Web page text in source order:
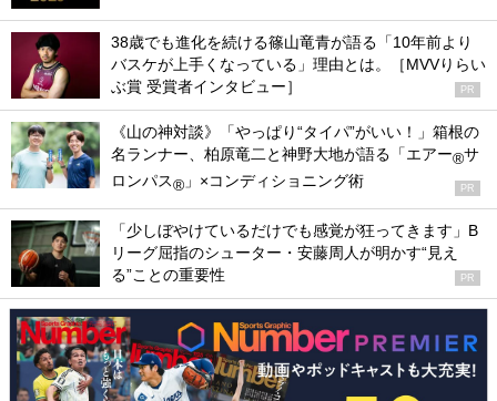
38歳でも進化を続ける篠山竜青が語る「10年前より
バスケが上手くなっている」理由とは。［MVVりらい
ぶ賞 受賞者インタビュー］
PR
《山の神対談》「やっぱり“タイパ”がいい！」箱根の
名ランナー、柏原竜二と神野大地が語る「エアー®サ
ロンパス® 」×コンディショニング術 PR
「少しぼやけているだけでも感覚が狂ってきます」B
リーグ屈指のシューター・安藤周人が明かす“見え
る”ことの重要性
PR